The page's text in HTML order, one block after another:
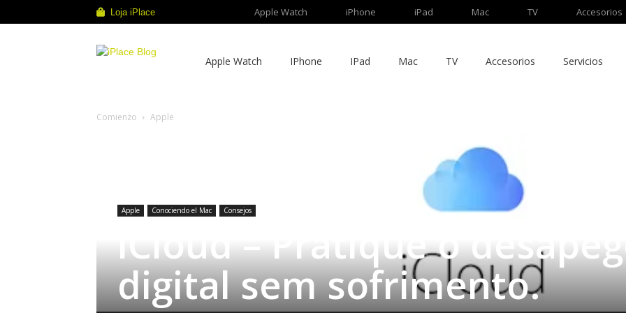
Loja iPlace Apple Watch iPhone iPad Mac TV Accesorios
Apple Watch IPhone IPad Mac TV Accesorios Servicios
Comienzo Apple
Apple Conociendo el Mac Consejos
iCloud – Pratique o
digital sem sofrimento.